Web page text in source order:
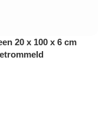
20 x 100 x 6 cm